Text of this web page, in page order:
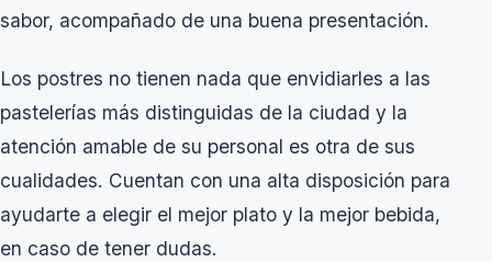
sabor, acompañado de una buena presentación.
Los postres no tienen nada que envidiarles a las
pastelerías más distinguidas de la ciudad y la
atención amable de su personal es otra de sus
cualidades. Cuentan con una alta disposición para
ayudarte a elegir el mejor plato y la mejor bebida,
en caso de tener dudas.